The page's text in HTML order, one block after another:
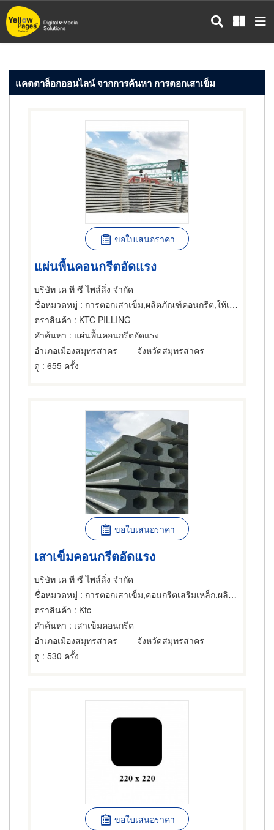
ข้าม
ไป
หลัก
แคตตาล็อกออนไลน์ จากการค้นหา การตอกเสาเข็ม
ขอใบเสนอราคา
แผ่นพื้นคอนกรีตอัดแรง
บริษัท เค ที ซี ไพล์ลิ่ง จำกัด
ชื่อหมวดหมู่ : การตอกเสาเข็ม,ผลิตภัณฑ์คอนกรีต,ให้เช่าปั้นจั่น
ตราสินค้า : KTC PILLING
คำค้นหา : แผ่นพื้นคอนกรีตอัดแรง
อำเภอเมืองสมุทรสาคร
จังหวัดสมุทรสาคร
ดู : 655 ครั้ง
ขอใบเสนอราคา
เสาเข็มคอนกรีตอัดแรง
บริษัท เค ที ซี ไพล์ลิ่ง จำกัด
ชื่อหมวดหมู่ : การตอกเสาเข็ม,คอนกรีตเสริมเหล็ก,ผลิตภัณฑ์คอนกรีต
ตราสินค้า : Ktc
คำค้นหา : เสาเข็มคอนกรีต
อำเภอเมืองสมุทรสาคร
จังหวัดสมุทรสาคร
ดู : 530 ครั้ง
ขอใบเสนอราคา